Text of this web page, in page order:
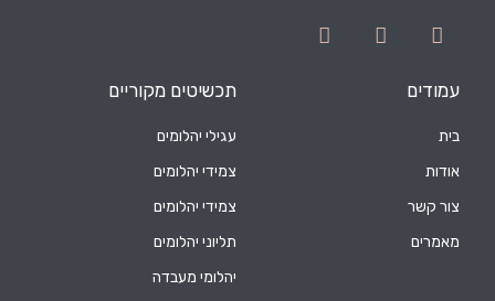
עמודים
בית
אודות
צור קשר
מאמרים
תכשיטים מקוריים
עגילי יהלומים
צמידי יהלומים
צמידי יהלומים
תליוני יהלומים
יהלומי מעבדה